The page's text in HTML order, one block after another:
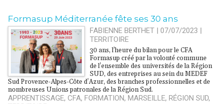
Formasup Méditerranée fête ses 30 ans
FABIENNE BERTHET | 07/07/2023 |
TERRITOIRE
30 ans, l’heure du bilan pour le CFA
Formasup créé par la volonté commune
de l’ensemble des universités de la Région
SUD, des entreprises au sein du MEDEF
Sud Provence-Alpes-Côte d’Azur, des branches professionnelles et de
nombreuses Unions patronales de la Région Sud.
APPRENTISSAGE, CFA, FORMATION, MARSEILLE, RÉGION SUD,